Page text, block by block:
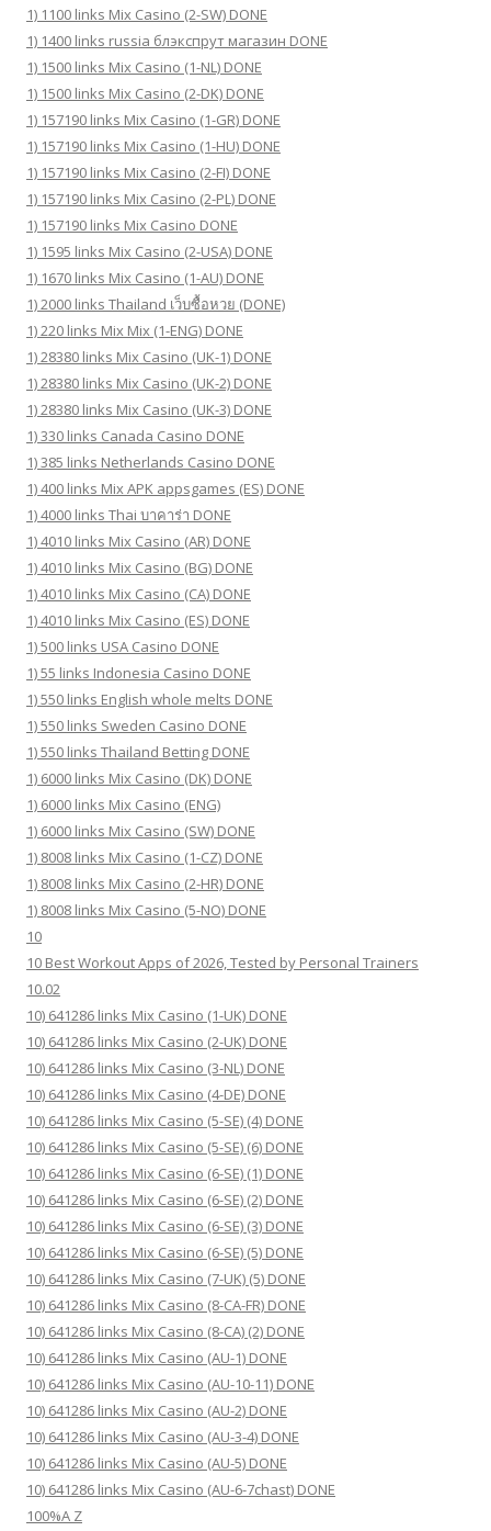
1) 1100 links Mix Casino (2-SW) DONE
1) 1400 links russia блэкспрут магазин DONE
1) 1500 links Mix Casino (1-NL) DONE
1) 1500 links Mix Casino (2-DK) DONE
1) 157190 links Mix Casino (1-GR) DONE
1) 157190 links Mix Casino (1-HU) DONE
1) 157190 links Mix Casino (2-FI) DONE
1) 157190 links Mix Casino (2-PL) DONE
1) 157190 links Mix Casino DONE
1) 1595 links Mix Casino (2-USA) DONE
1) 1670 links Mix Casino (1-AU) DONE
1) 2000 links Thailand เว็บซื้อหวย (DONE)
1) 220 links Mix Mix (1-ENG) DONE
1) 28380 links Mix Casino (UK-1) DONE
1) 28380 links Mix Casino (UK-2) DONE
1) 28380 links Mix Casino (UK-3) DONE
1) 330 links Canada Casino DONE
1) 385 links Netherlands Casino DONE
1) 400 links Mix APK appsgames (ES) DONE
1) 4000 links Thai บาคาร่า DONE
1) 4010 links Mix Casino (AR) DONE
1) 4010 links Mix Casino (BG) DONE
1) 4010 links Mix Casino (CA) DONE
1) 4010 links Mix Casino (ES) DONE
1) 500 links USA Casino DONE
1) 55 links Indonesia Casino DONE
1) 550 links English whole melts DONE
1) 550 links Sweden Casino DONE
1) 550 links Thailand Betting DONE
1) 6000 links Mix Casino (DK) DONE
1) 6000 links Mix Casino (ENG)
1) 6000 links Mix Casino (SW) DONE
1) 8008 links Mix Casino (1-CZ) DONE
1) 8008 links Mix Casino (2-HR) DONE
1) 8008 links Mix Casino (5-NO) DONE
10
10 Best Workout Apps of 2026, Tested by Personal Trainers
10.02
10) 641286 links Mix Casino (1-UK) DONE
10) 641286 links Mix Casino (2-UK) DONE
10) 641286 links Mix Casino (3-NL) DONE
10) 641286 links Mix Casino (4-DE) DONE
10) 641286 links Mix Casino (5-SE) (4) DONE
10) 641286 links Mix Casino (5-SE) (6) DONE
10) 641286 links Mix Casino (6-SE) (1) DONE
10) 641286 links Mix Casino (6-SE) (2) DONE
10) 641286 links Mix Casino (6-SE) (3) DONE
10) 641286 links Mix Casino (6-SE) (5) DONE
10) 641286 links Mix Casino (7-UK) (5) DONE
10) 641286 links Mix Casino (8-CA-FR) DONE
10) 641286 links Mix Casino (8-CA) (2) DONE
10) 641286 links Mix Casino (AU-1) DONE
10) 641286 links Mix Casino (AU-10-11) DONE
10) 641286 links Mix Casino (AU-2) DONE
10) 641286 links Mix Casino (AU-3-4) DONE
10) 641286 links Mix Casino (AU-5) DONE
10) 641286 links Mix Casino (AU-6-7chast) DONE
100%A Z